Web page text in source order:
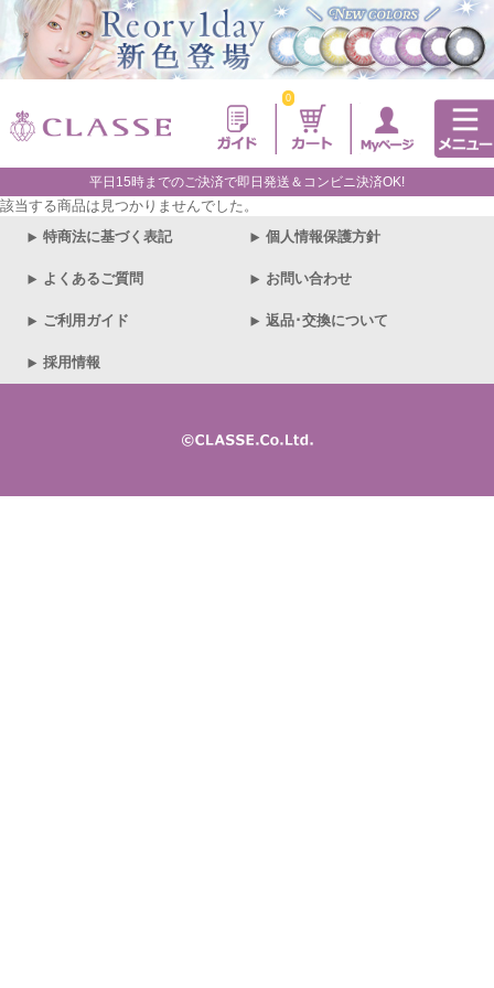
0
平日15時までのご決済で即日発送＆コンビニ決済OK!
該当する商品は見つかりませんでした。
特商法に基づく表記
個人情報保護方針
よくあるご質問 お問い合わせ
ご利用ガイド 返品･交換について
採用情報